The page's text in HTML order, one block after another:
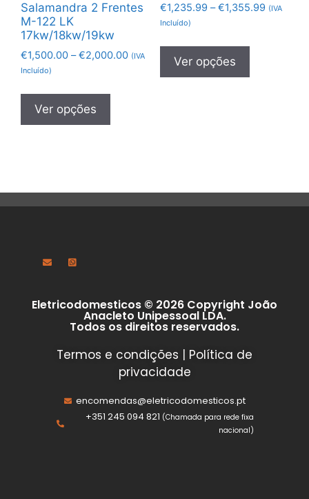
Salamandra 2 Frentes
M-122 LK
17kw/18kw/19kw
€1,500.00 – €2,000.00 (IVA
Incluído)
Ver opções
€1,235.99 – €1,355.99 (IVA
Incluído)
Ver opções
Eletricodomesticos © 2026 Copyright João
Anacleto Unipessoal LDA.
Todos os direitos reservados.
Termos e condições | Política de
privacidade
encomendas@eletricodomesticos.pt
+351 245 094 821 (Chamada para rede fixa
nacional)